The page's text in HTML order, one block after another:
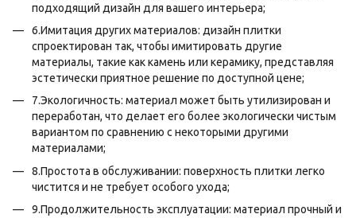
подходящий дизайн для вашего интерьера;
6.Имитация других материалов: дизайн плитки
спроектирован так, чтобы имитировать другие
материалы, такие как камень или керамику, представляя
эстетически приятное решение по доступной цене;
7.Экологичность: материал может быть утилизирован и
переработан, что делает его более экологически чистым
вариантом по сравнению с некоторыми другими
материалами;
8.Простота в обслуживании: поверхность плитки легко
чистится и не требует особого ухода;
9.Продолжительность эксплуатации: материал прочный и